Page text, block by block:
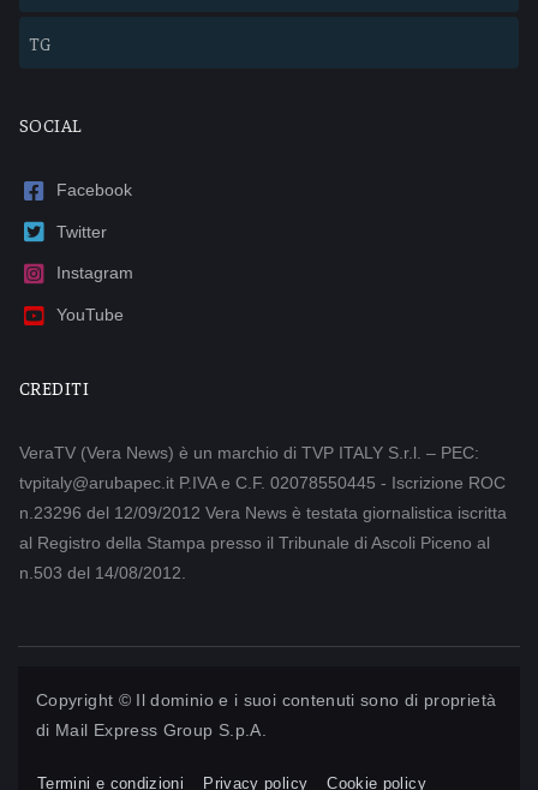
TG
SOCIAL
Facebook
Twitter
Instagram
YouTube
CREDITI
VeraTV (Vera News) è un marchio di TVP ITALY S.r.l. – PEC:
tvpitaly@arubapec.it P.IVA e C.F. 02078550445 - Iscrizione ROC
n.23296 del 12/09/2012 Vera News è testata giornalistica iscritta
al Registro della Stampa presso il Tribunale di Ascoli Piceno al
n.503 del 14/08/2012.
Copyright © Il dominio e i suoi contenuti sono di proprietà
di Mail Express Group S.p.A.
Termini e condizioni Privacy policy Cookie policy